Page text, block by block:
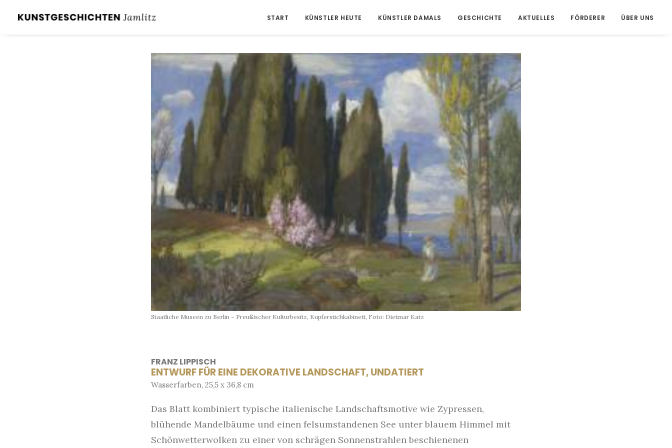
START KÜNSTLER HEUTE KÜNSTLER DAMALS GESCHICHTE AKTUELLES FÖRDERER ÜBER UNS
Staatliche Museen zu Berlin – Preußischer Kulturbesitz, Kupferstichkabinett, Foto: Dietmar Katz
FRANZ LIPPISCH
ENTWURF FÜR EINE DEKORATIVE LANDSCHAFT, UNDATIERT
Wasserfarben, 25,5 x 36,8 cm
Das Blatt kombiniert typische italienische Landschaftsmotive wie Zypressen,
blühende Mandelbäume und einen felsumstandenen See unter blauem Himmel mit
Schönwetterwolken zu einer von schrägen Sonnenstrahlen beschienenen